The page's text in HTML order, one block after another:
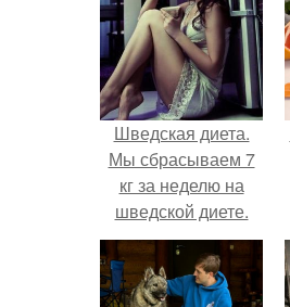
Шведская диета.
Мы сбрасываем 7
кг за неделю на
шведской диете.